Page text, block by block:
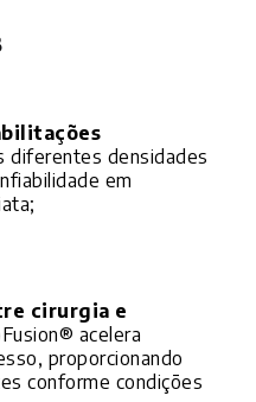
diferentes densidades
em
cirurgia e
acelera
proporcionando
conforme condições